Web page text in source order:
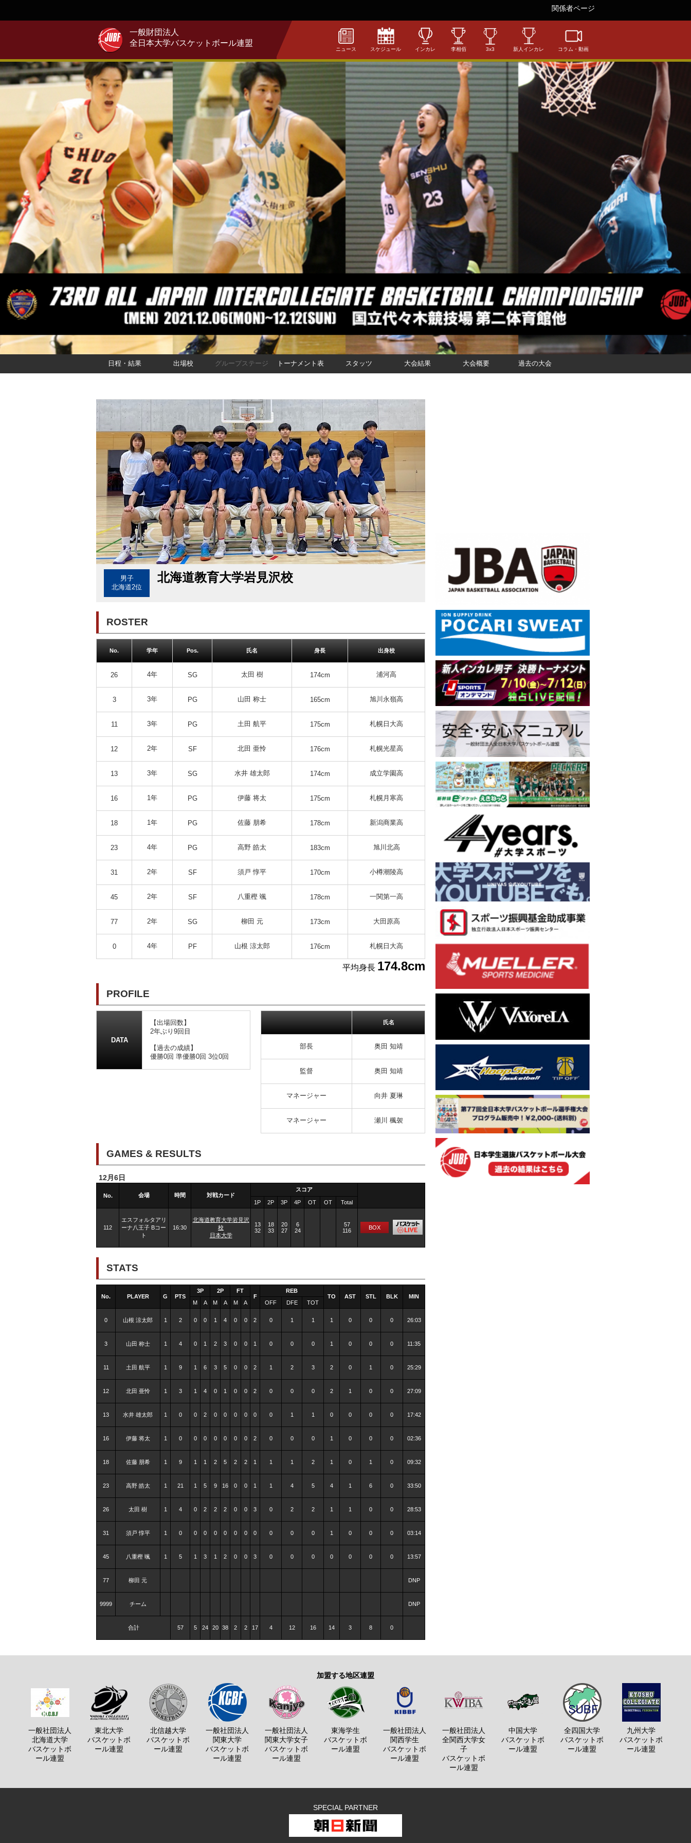
関係者ページ
一般財団法人
全日本大学バスケットボール連盟
ニュース スケジュール インカレ 李相佰 3x3 新人インカレ コラム・動画
日程・結果 出場校 グループステージ トーナメント表 スタッツ 大会結果 大会概要 過去の大会
男子
北海道2位
北海道教育大学岩見沢校
ROSTER
No. 学年 Pos. 氏名 身長 出身校
26 4年 SG 太田 樹 174cm 浦河高
3 3年 PG 山田 称士 165cm 旭川永嶺高
11 3年 PG 土田 航平 175cm 札幌日大高
12 2年 SF 北田 亜怜 176cm 札幌光星高
13 3年 SG 水井 雄太郎 174cm 成立学園高
16 1年 PG 伊藤 将太 175cm 札幌月寒高
18 1年 PG 佐藤 朋希 178cm 新潟商業高
23 4年 PG 高野 皓太 183cm 旭川北高
31 2年 SF 須戸 惇平 170cm 小樽潮陵高
45 2年 SF 八重樫 颯 178cm 一関第一高
77 2年 SG 柳田 元 173cm 大田原高
0 4年 PF 山根 涼太郎 176cm 札幌日大高
平均身長 174.8cm
PROFILE
DATA
【出場回数】
2年ぶり9回目
【過去の成績】
優勝0回 準優勝0回 3位0回
氏名
部長 奥田 知靖
監督 奥田 知靖
マネージャー 向井 夏琳
マネージャー 瀬川 楓袈
GAMES & RESULTS
12月6日
No. 会場 時間 対戦カード
スコア
1P 2P 3P 4P OT OT Total
112
エスフォルタアリ
ーナ八王子 Bコー
ト
16:30
北海道教育大学岩見沢
校
日本大学
13
32
18
33
20
27
6
24
57
116
BOX
STATS
No. PLAYER G PTS
3P 2P
FT
F
REB
TO
AST STL BLK
MIN
M
A M A M A OFF DFE TOT
0 山根 涼太郎 1 2 0 0 1 4 0 0 2 0 1 1 1 0 0 0 26:03
3 山田 称士 1 4 0 1 2 3 0 0 1 0 0 0 1 0 0 0 11:35
11 土田 航平 1 9 1 6 3 5 0 0 2 1 2 3 2 0 1 0 25:29
12 北田 亜怜 1 3 1 4 0 1 0 0 2 0 0 0 2 1 0 0 27:09
13 水井 雄太郎 1 0 0 2 0 0 0 0 0 0 1 1 0 0 0 0 17:42
16 伊藤 将太 1 0 0 0 0 0 0 0 2 0 0 0 1 0 0 0 02:36
18 佐藤 朋希 1 9 1 1 2 5 2 2 1 1 1 2 1 0 1 0 09:32
23 高野 皓太 1 21 1 5 9 16 0 0 1 1 4 5 4 1 6 0 33:50
26 太田 樹 1 4 0 2 2 2 0 0 3 0 2 2 1 1 0 0 28:53
31 須戸 惇平 1 0 0 0 0 0 0 0 0 0 0 0 1 0 0 0 03:14
45 八重樫 颯 1 5 1 3 1 2 0 0 3 0 0 0 0 0 0 0 13:57
77 柳田 元 DNP
9999 チーム DNP
合計 57 5 24 20 38 2 2 17 4 12 16 14 3 8 0
加盟する地区連盟
一般社団法人
北海道大学
バスケットボ
ール連盟
東北大学
バスケットボ
ール連盟
北信越大学
バスケットボ
ール連盟
一般社団法人
関東大学
バスケットボ
ール連盟
一般社団法人
関東大学女子
バスケットボ
ール連盟
東海学生
バスケットボ
ール連盟
一般社団法人
関西学生
バスケットボ
ール連盟
一般社団法人
全関西大学女
子
バスケットボ
ール連盟
中国大学
バスケットボ
ール連盟
全四国大学
バスケットボ
ール連盟
九州大学
バスケットボ
ール連盟
SPECIAL PARTNER